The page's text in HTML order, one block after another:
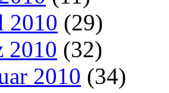
2010 (29)
2010 (32)
2010 (34)